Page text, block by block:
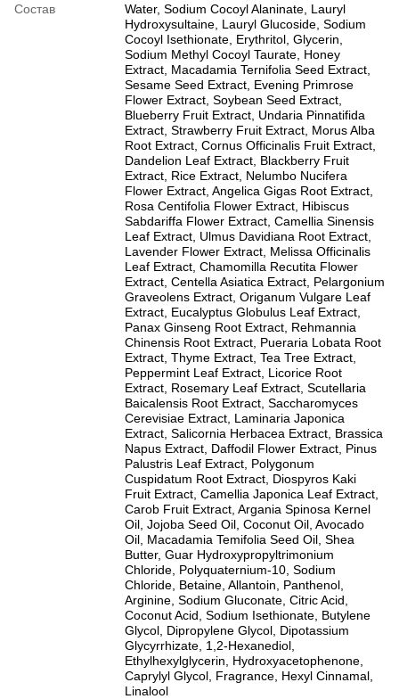
Состав
Water, Sodium Cocoyl Alaninate, Lauryl
Hydroxysultaine, Lauryl Glucoside, Sodium
Cocoyl Isethionate, Erythritol, Glycerin,
Sodium Methyl Cocoyl Taurate, Honey
Extract, Macadamia Ternifolia Seed Extract,
Sesame Seed Extract, Evening Primrose
Flower Extract, Soybean Seed Extract,
Blueberry Fruit Extract, Undaria Pinnatifida
Extract, Strawberry Fruit Extract, Morus Alba
Root Extract, Cornus Officinalis Fruit Extract,
Dandelion Leaf Extract, Blackberry Fruit
Extract, Rice Extract, Nelumbo Nucifera
Flower Extract, Angelica Gigas Root Extract,
Rosa Centifolia Flower Extract, Hibiscus
Sabdariffa Flower Extract, Camellia Sinensis
Leaf Extract, Ulmus Davidiana Root Extract,
Lavender Flower Extract, Melissa Officinalis
Leaf Extract, Chamomilla Recutita Flower
Extract, Centella Asiatica Extract, Pelargonium
Graveolens Extract, Origanum Vulgare Leaf
Extract, Eucalyptus Globulus Leaf Extract,
Panax Ginseng Root Extract, Rehmannia
Chinensis Root Extract, Pueraria Lobata Root
Extract, Thyme Extract, Tea Tree Extract,
Peppermint Leaf Extract, Licorice Root
Extract, Rosemary Leaf Extract, Scutellaria
Baicalensis Root Extract, Saccharomyces
Cerevisiae Extract, Laminaria Japonica
Extract, Salicornia Herbacea Extract, Brassica
Napus Extract, Daffodil Flower Extract, Pinus
Palustris Leaf Extract, Polygonum
Cuspidatum Root Extract, Diospyros Kaki
Fruit Extract, Camellia Japonica Leaf Extract,
Carob Fruit Extract, Argania Spinosa Kernel
Oil, Jojoba Seed Oil, Coconut Oil, Avocado
Oil, Macadamia Temifolia Seed Oil, Shea
Butter, Guar Hydroxypropyltrimonium
Chloride, Polyquaternium-10, Sodium
Chloride, Betaine, Allantoin, Panthenol,
Arginine, Sodium Gluconate, Citric Acid,
Coconut Acid, Sodium Isethionate, Butylene
Glycol, Dipropylene Glycol, Dipotassium
Glycyrrhizate, 1,2-Hexanediol,
Ethylhexylglycerin, Hydroxyacetophenone,
Caprylyl Glycol, Fragrance, Hexyl Cinnamal,
Linalool